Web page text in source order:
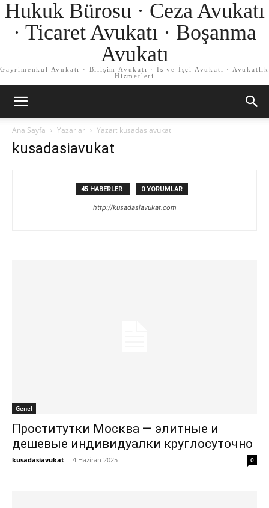
Hukuk Bürosu · Ceza Avukatı
· Ticaret Avukatı · Boşanma
Avukatı
Gayrimenkul Avukatı · Bilişim Avukatı · İş ve İşçi Avukatı · Avukatlık
Hizmetleri
Ana Sayfa Yazarlar Yazar: kusadasiavukat
kusadasiavukat
45 HABERLER 0 YORUMLAR
http://kusadasiavukat.com
Genel
Проститутки Москва — элитные и
дешевые индивидуалки круглосуточно
kusadasiavukat - 4 Haziran 2025 0